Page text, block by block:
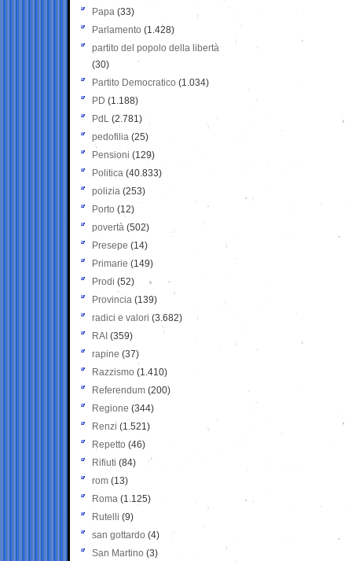
Papa (33)
Parlamento (1.428)
partito del popolo della libertà
(30)
Partito Democratico (1.034)
PD (1.188)
PdL (2.781)
pedofilia (25)
Pensioni (129)
Politica (40.833)
polizia (253)
Porto (12)
povertà (502)
Presepe (14)
Primarie (149)
Prodi (52)
Provincia (139)
radici e valori (3.682)
RAI (359)
rapine (37)
Razzismo (1.410)
Referendum (200)
Regione (344)
Renzi (1.521)
Repetto (46)
Rifiuti (84)
rom (13)
Roma (1.125)
Rutelli (9)
san gottardo (4)
San Martino (3)